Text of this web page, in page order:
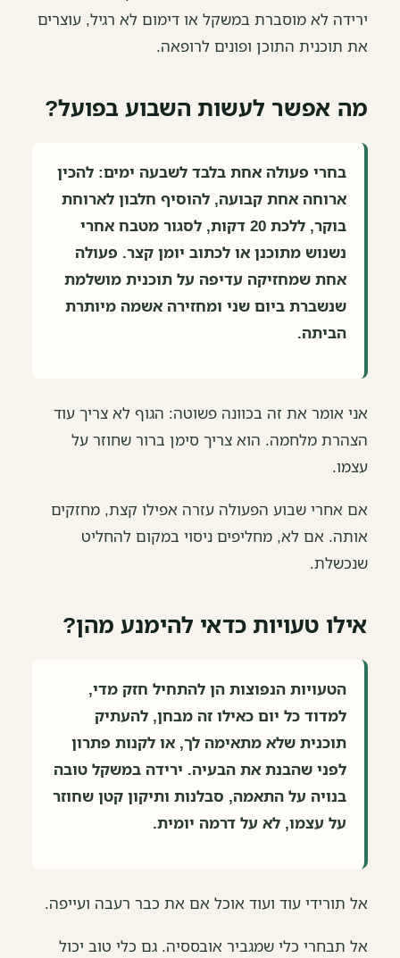
ירידה לא מוסברת במשקל או דימום לא רגיל, עוצרים
את תוכנית התוכן ופונים לרופאה.
מה אפשר לעשות השבוע בפועל?
בחרי פעולה אחת בלבד לשבעה ימים: להכין
ארוחה אחת קבועה, להוסיף חלבון לארוחת
בוקר, ללכת 20 דקות, לסגור מטבח אחרי
נשנוש מתוכנן או לכתוב יומן קצר. פעולה
אחת שמחזיקה עדיפה על תוכנית מושלמת
שנשברת ביום שני ומחזירה אשמה מיותרת
הביתה.
אני אומר את זה בכוונה פשוטה: הגוף לא צריך עוד
הצהרת מלחמה. הוא צריך סימן ברור שחוזר על
עצמו.
אם אחרי שבוע הפעולה עזרה אפילו קצת, מחזקים
אותה. אם לא, מחליפים ניסוי במקום להחליט
שנכשלת.
אילו טעויות כדאי להימנע מהן?
הטעויות הנפוצות הן להתחיל חזק מדי,
למדוד כל יום כאילו זה מבחן, להעתיק
תוכנית שלא מתאימה לך, או לקנות פתרון
לפני שהבנת את הבעיה. ירידה במשקל טובה
בנויה על התאמה, סבלנות ותיקון קטן שחוזר
על עצמו, לא על דרמה יומית.
אל תורידי עוד ועוד אוכל אם את כבר רעבה ועייפה.
אל תבחרי כלי שמגביר אובססיה. גם כלי טוב יכול